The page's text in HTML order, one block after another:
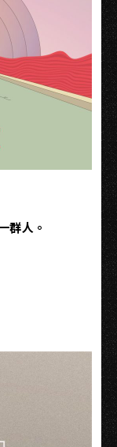
群人。